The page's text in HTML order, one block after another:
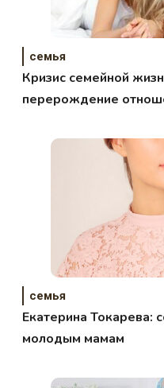
семья
Кризис семейной
перерождение
семья
Екатерина Токарева:
молодым мамам